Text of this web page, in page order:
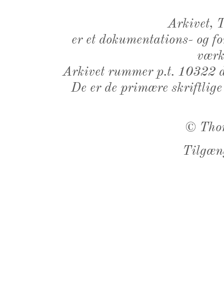
Arkivet,
er et dokumentations- og
Arkivet rummer p.t. 10322
De er de primære
©